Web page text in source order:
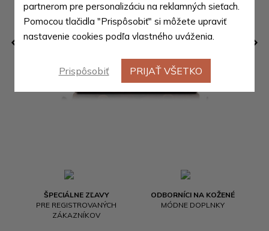
ŠPECIÁLNE ZĽAVY
PRE REGISTROVANÝCH
ZÁKAZNÍKOV
ODBORNÍCI NA KOŽENÉ
MÓDNE DOPLNKY
partnerom pre personalizáciu na reklamných sieťach.
Pomocou tlačidla "Prispôsobiť" si môžete upraviť
nastavenie cookies podľa vlastného uváženia.
Prispôsobiť PRIJAŤ VŠETKO